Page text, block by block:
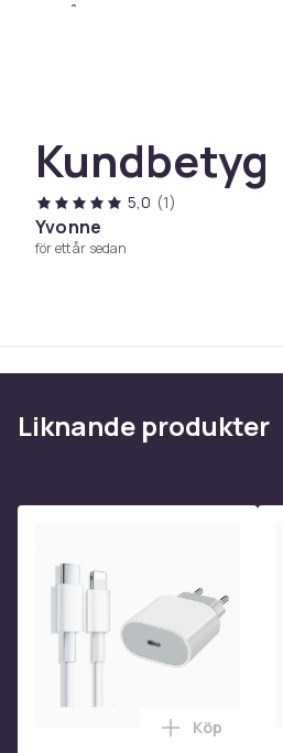
Mångsidig matlagning:
Färg: Silver
Storlek: 6 tum: 15x7,2x0,5
8 tum: 19x7,2x0,5 cm (med
Material: Rostfri ståltråd
Vikt, gram
Kundbetyg
5,0 (1)
Yvonne
för ett år sedan
Liknande produkter
Lägg till
Köp